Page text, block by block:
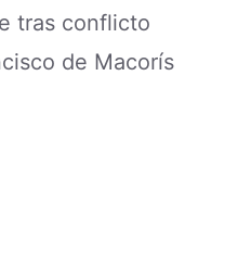
tras conflicto
de Macorís